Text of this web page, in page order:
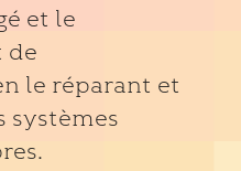
et le
de
le réparant et
systèmes